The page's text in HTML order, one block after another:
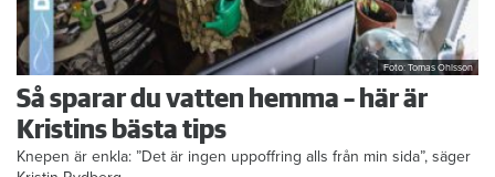
Foto: Tomas Ohlsson
Så sparar du vatten hemma – här är
Kristins bästa tips
Knepen är enkla: ”Det är ingen uppoffring alls från min sida”, säger